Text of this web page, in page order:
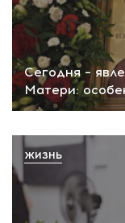
Сегодня –
Матери:
ЖИЗНЬ